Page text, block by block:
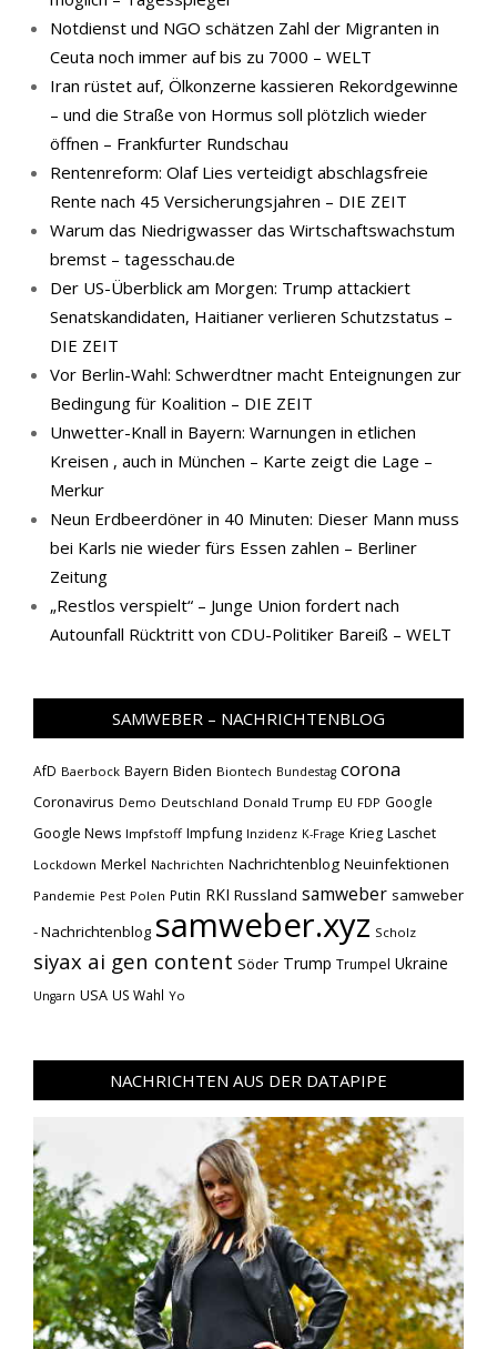
Notdienst und NGO schätzen Zahl der Migranten in
Ceuta noch immer auf bis zu 7000 – WELT
Iran rüstet auf, Ölkonzerne kassieren Rekordgewinne
– und die Straße von Hormus soll plötzlich wieder
öffnen – Frankfurter Rundschau
Rentenreform: Olaf Lies verteidigt abschlagsfreie
Rente nach 45 Versicherungsjahren – DIE ZEIT
Warum das Niedrigwasser das Wirtschaftswachstum
bremst – tagesschau.de
Der US-Überblick am Morgen: Trump attackiert
Senatskandidaten, Haitianer verlieren Schutzstatus –
DIE ZEIT
Vor Berlin-Wahl: Schwerdtner macht Enteignungen zur
Bedingung für Koalition – DIE ZEIT
Unwetter-Knall in Bayern: Warnungen in etlichen
Kreisen , auch in München – Karte zeigt die Lage –
Merkur
Neun Erdbeerdöner in 40 Minuten: Dieser Mann muss
bei Karls nie wieder fürs Essen zahlen – Berliner
Zeitung
„Restlos verspielt“ – Junge Union fordert nach
Autounfall Rücktritt von CDU-Politiker Bareiß – WELT
SAMWEBER – NACHRICHTENBLOG
AfD Baerbock Bayern Biden Biontech Bundestag corona
Coronavirus Demo Deutschland Donald Trump EU FDP Google
Google News Impfstoff Impfung Inzidenz K-Frage Krieg Laschet
Lockdown Merkel Nachrichten Nachrichtenblog Neuinfektionen
Pandemie Pest Polen Putin RKI Russland samweber samweber
- Nachrichtenblog samweber.xyz Scholz
siyax ai gen content Söder Trump Trumpel Ukraine
Ungarn USA US Wahl Yo
NACHRICHTEN AUS DER DATAPIPE